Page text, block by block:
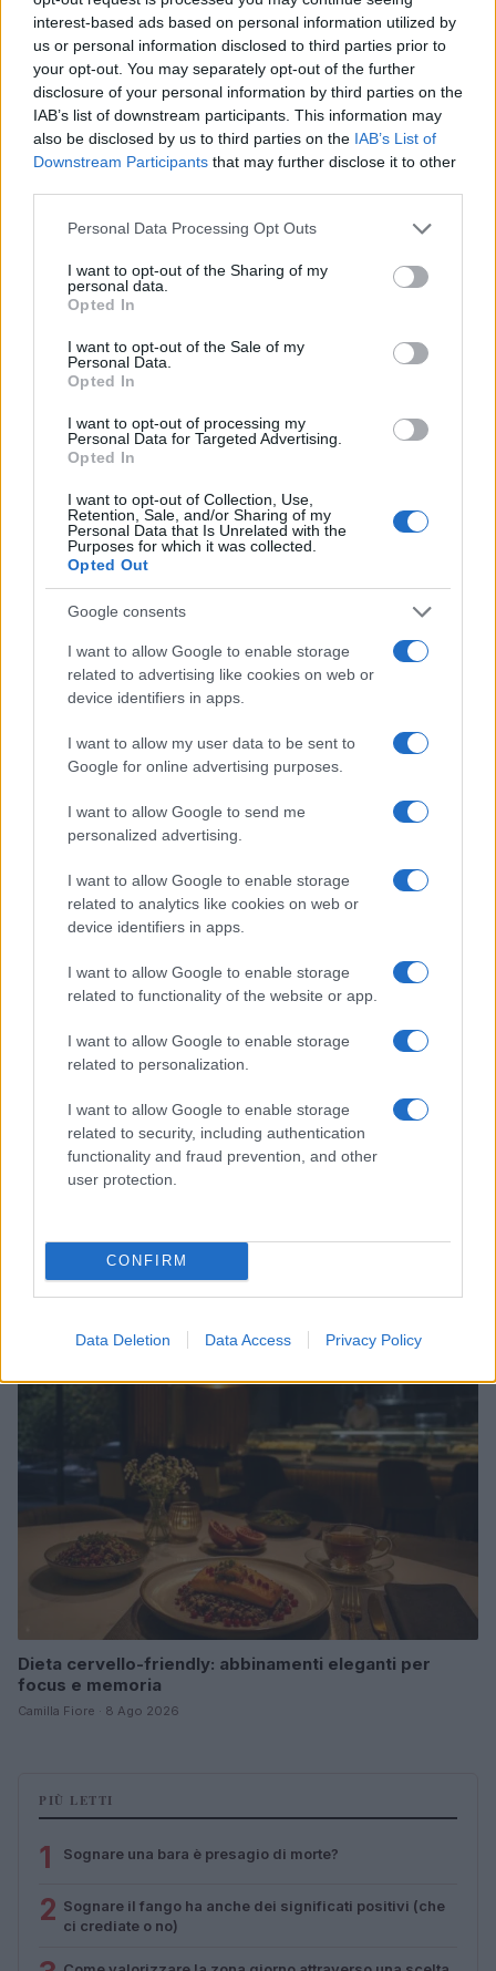
interest-based ads based on personal information utilized by
us or personal information disclosed to third parties prior to
your opt-out. You may separately opt-out of the further
disclosure of your personal information by third parties on the
IAB’s list of downstream participants. This information may
also be disclosed by us to third parties on the IAB’s List of
Downstream Participants that may further disclose it to other
Please note that this website/app uses one or more Google
not limited to your visit or usage behaviour. You may click to
grant or deny consent to Google and its third-party tags to
use your data for below specified purposes in below Google
consent section.
Personal Data Processing Opt Outs
I want to opt-out of the Sharing of my
personal data.
Opted In
I want to opt-out of the Sale of my
Personal Data.
Opted In
I want to opt-out of processing my
Personal Data for Targeted Advertising.
Opted In
I want to opt-out of Collection, Use,
Retention, Sale, and/or Sharing of my
Personal Data that Is Unrelated with the
Purposes for which it was collected.
Opted Out
Google consents
I want to allow Google to enable storage
related to advertising like cookies on web or
device identifiers in apps.
I want to allow my user data to be sent to
Google for online advertising purposes.
I want to allow Google to send me
personalized advertising.
I want to allow Google to enable storage
related to analytics like cookies on web or
device identifiers in apps.
I want to allow Google to enable storage
related to functionality of the website or app.
I want to allow Google to enable storage
related to personalization.
I want to allow Google to enable storage
related to security, including authentication
functionality and fraud prevention, and other
user protection.
CONFIRM
Data Deletion Data Access Privacy Policy
Continua a leggere
BELLEZZA
con la collezione Primavera/Estate 2027
Matteo Pellegrino · 8 Ago 2026
Italian manicure: la tecnica di manicure che slancia le
unghie e domina i social
Dieta cervello-friendly: abbinamenti eleganti per
focus e memoria
Camilla Fiore · 8 Ago 2026
PIÙ LETTI
1 Sognare una bara è presagio di morte?
2 Sognare il fango ha anche dei significati positivi (che
ci crediate o no)